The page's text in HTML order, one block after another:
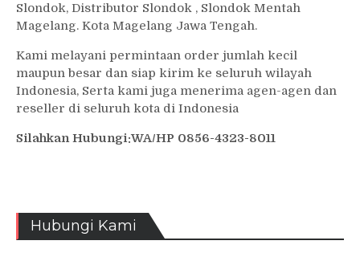
Slondok, Distributor Slondok , Slondok Mentah
Magelang. Kota Magelang Jawa Tengah.
Kami melayani permintaan order jumlah kecil
maupun besar dan siap kirim ke seluruh wilayah
Indonesia, Serta kami juga menerima agen-agen dan
reseller di seluruh kota di Indonesia
Silahkan Hubungi:WA/HP 0856-4323-8011
Hubungi Kami